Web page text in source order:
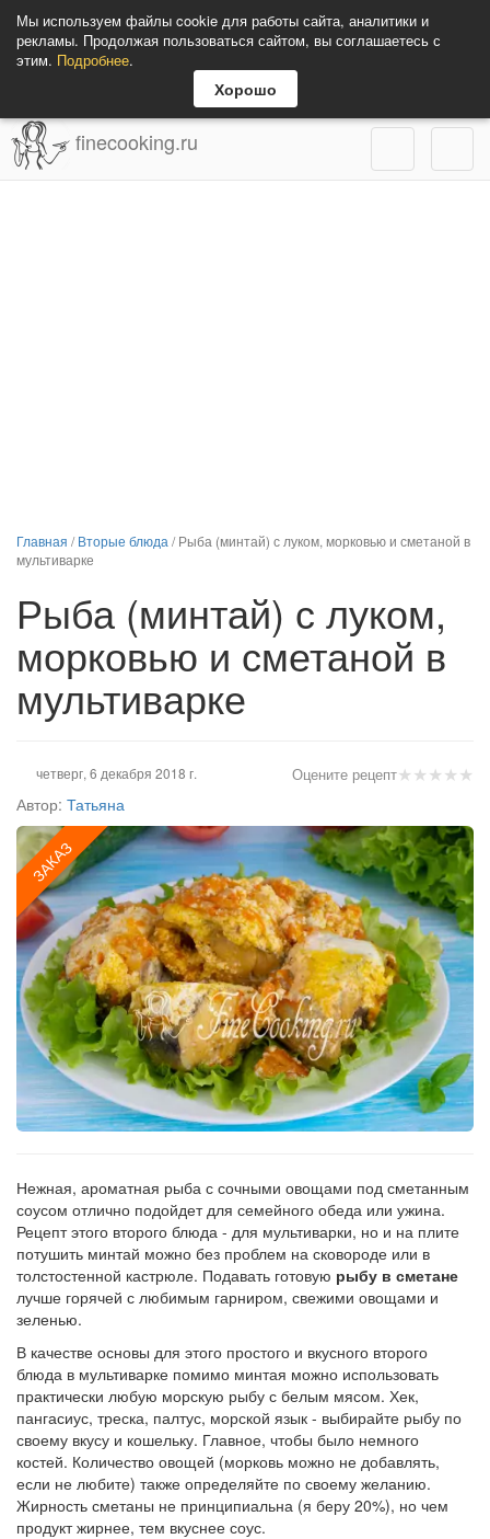
Мы используем файлы cookie для работы сайта, аналитики и
рекламы. Продолжая пользоваться сайтом, вы соглашаетесь с
этим. Подробнее.
Хорошо
finecooking.ru
Главная /Вторые блюда /Рыба (минтай) с луком, морковью и сметаной в
мультиварке
Рыба (минтай) с луком,
морковью и сметаной в
мультиварке
★★★★★
Оцените рецепт
четверг, 6 декабря 2018 г.
Автор: Татьяна
ЗАКАЗ
заказу
Нежная, ароматная рыба с сочными овощами под сметанным
соусом отлично подойдет для семейного обеда или ужина.
Рецепт этого второго блюда - для мультиварки, но и на плите
потушить минтай можно без проблем на сковороде или в
толстостенной кастрюле. Подавать готовую рыбу в сметане
лучше горячей с любимым гарниром, свежими овощами и
зеленью.
В качестве основы для этого простого и вкусного второго
блюда в мультиварке помимо минтая можно использовать
практически любую морскую рыбу с белым мясом. Хек,
пангасиус, треска, палтус, морской язык - выбирайте рыбу по
своему вкусу и кошельку. Главное, чтобы было немного
костей. Количество овощей (морковь можно не добавлять,
если не любите) также определяйте по своему желанию.
Жирность сметаны не принципиальна (я беру 20%), но чем
продукт жирнее, тем вкуснее соус.